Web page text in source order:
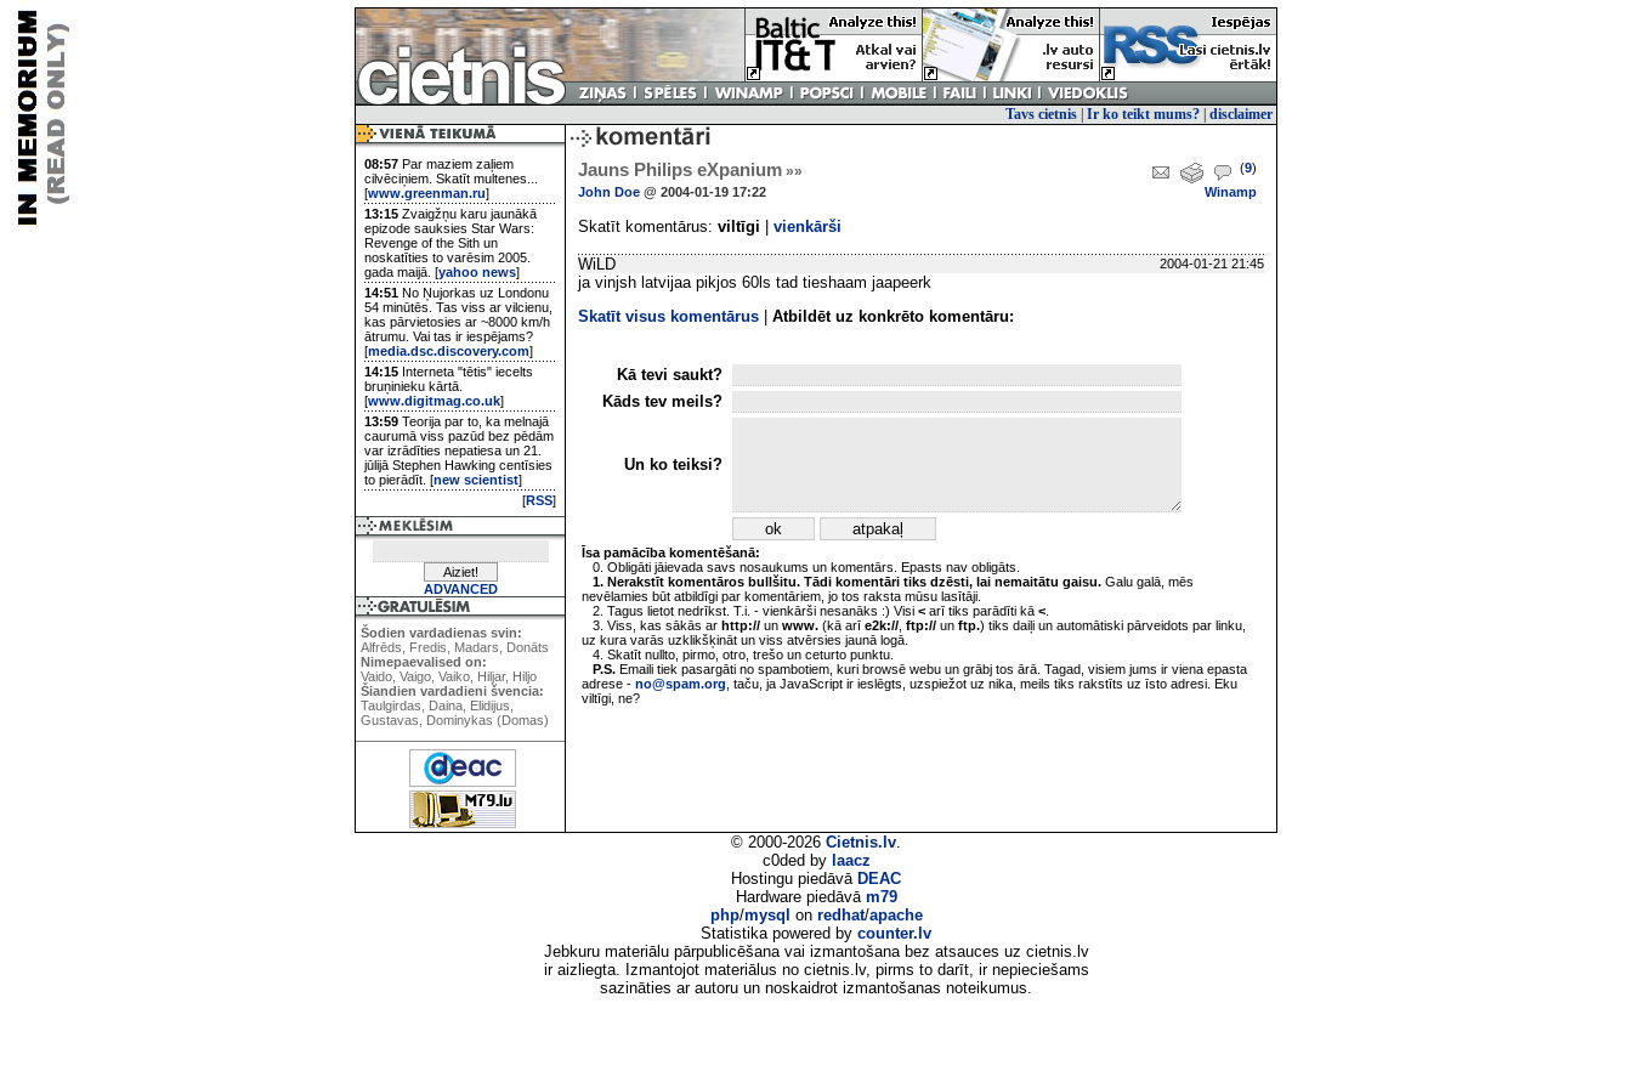
Tavs cietnis Ir ko teikt mums? disclaimer
08:57 Par maziem zaļiem
cilvēciņiem. Skatīt multenes...
[www.greenman.ru]
13:15 Zvaigžņu karu jaunākā
epizode sauksies Star Wars:
Revenge of the Sith un
noskatīties to varēsim 2005.
gada maijā. [yahoo news]
14:51 No Ņujorkas uz Londonu
54 minūtēs. Tas viss ar vilcienu,
kas pārvietosies ar ~8000 km/h
ātrumu. Vai tas ir iespējams?
[media.dsc.discovery.com]
14:15 Interneta "tētis" iecelts
bruņinieku kārtā.
[www.digitmag.co.uk]
13:59 Teorija par to, ka melnajā
caurumā viss pazūd bez pēdām
var izrādīties nepatiesa un 21.
jūlijā Stephen Hawking centīsies
to pierādīt. [new scientist]
[RSS]
ADVANCED
Šodien vardadienas svin:
Alfrēds, Fredis, Madars, Donāts
Nimepaevalised on:
Vaido, Vaigo, Vaiko, Hiljar, Hiljo
Šiandien vardadieni švencia:
Taulgirdas, Daina, Elidijus,
Gustavas, Dominykas (Domas)
Jauns Philips eXpanium »» (9)
John Doe @ 2004-01-19 17:22 Winamp
Skatīt komentārus: viltīgi vienkārši
WiLD 2004-01-21 21:45
ja vinjsh latvijaa pikjos 60ls tad tieshaam jaapeerk
Skatīt visus komentārus
Atbildēt uz konkrēto komentāru:
Kā tevi saukt?
Kāds tev meils?
Un ko teiksi?
Īsa pamācība komentēšanā:
0. Obligāti jāievada savs nosaukums un komentārs. Epasts nav obligāts.
1. Nerakstīt komentāros bullšitu. Tādi komentāri tiks dzēsti, lai nemaitātu gaisu. Galu galā, mēs
nevēlamies būt atbildīgi par komentāriem, jo tos raksta mūsu lasītāji.
2. Tagus lietot nedrīkst. T.i. - vienkārši nesanāks :) Visi < arī tiks parādīti kā <
3. Viss, kas sākās ar http:// un www. (kā arī e2k:// ftp:// un ftp.) tiks daiļi un automātiski pārveidots par linku,
uz kura varās uzklikšķināt un viss atvērsies jaunā logā.
4. Skatīt nullto, pirmo, otro, trešo un ceturto punktu.
P.S. Emaili tiek pasargāti no spambotiem, kuri browsē webu un grābj tos ārā. Tagad, visiem jums ir viena epasta
adrese - no@spam.org , taču, ja JavaScript ir ieslēgts, uzspiežot uz nika, meils tiks rakstīts uz īsto adresi. Eku
viltīgi, ne?
© 2000-2026 Cietnis.lv.
c0ded by laacz
Hostingu piedāvā DEAC
Hardware piedāvā m79
php/mysql on redhat/apache
Statistika powered by counter.lv
Jebkuru materiālu pārpublicēšana vai izmantošana bez atsauces uz cietnis.lv
ir aizliegta. Izmantojot materiālus no cietnis.lv, pirms to darīt, ir nepieciešams
sazināties ar autoru un noskaidrot izmantošanas noteikumus.